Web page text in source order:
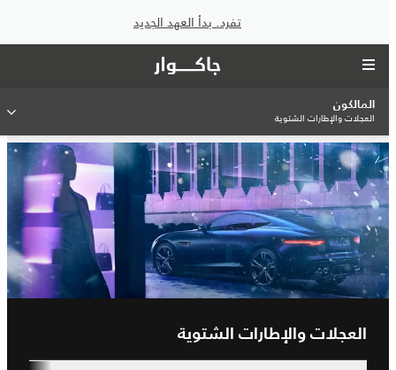
تفرد. بدأ العهد الجديد
المالكون
العجلات والإطارات الشتوية
العجلات والإطارات الشتوية